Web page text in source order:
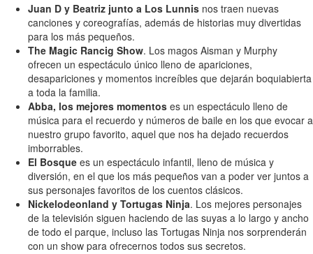
Juan D y Beatriz junto a Los Lunnis nos traen nuevas
canciones y coreografías, además de historias muy divertidas
para los más pequeños.
The Magic Rancig Show. Los magos Aisman y Murphy
ofrecen un espectáculo único lleno de apariciones,
desapariciones y momentos increíbles que dejarán boquiabierta
a toda la familia.
Abba, los mejores momentos es un espectáculo lleno de
música para el recuerdo y números de baile en los que evocar a
nuestro grupo favorito, aquel que nos ha dejado recuerdos
imborrables.
El Bosque es un espectáculo infantil, lleno de música y
diversión, en el que los más pequeños van a poder ver juntos a
sus personajes favoritos de los cuentos clásicos.
Nickelodeonland y Tortugas Ninja. Los mejores personajes
de la televisión siguen haciendo de las suyas a lo largo y ancho
de todo el parque, incluso las Tortugas Ninja nos sorprenderán
con un show para ofrecernos todos sus secretos.